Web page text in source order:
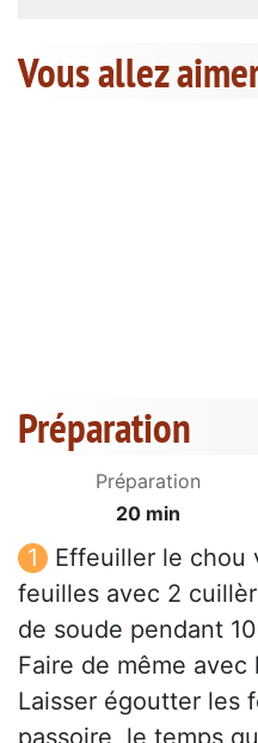
Vous allez
Préparation
Préparation
20 min
Effeuiller le chou
feuilles avec 2
de soude pendant
Faire de même
Laisser égoutter les